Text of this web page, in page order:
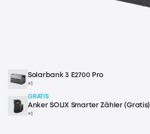
Solarbank 3 E2700 Pro
×1
GRATIS
Anker SOLIX Smarter Zähler (Gratis)
×1